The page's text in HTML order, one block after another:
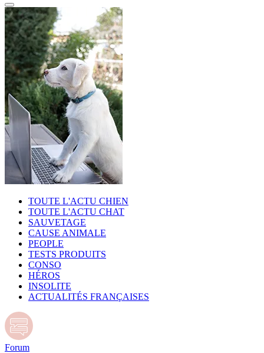
TOUTE L'ACTU CHIEN
TOUTE L'ACTU CHAT
SAUVETAGE
CAUSE ANIMALE
PEOPLE
TESTS PRODUITS
CONSO
HÉROS
INSOLITE
ACTUALITÉS FRANÇAISES
Forum